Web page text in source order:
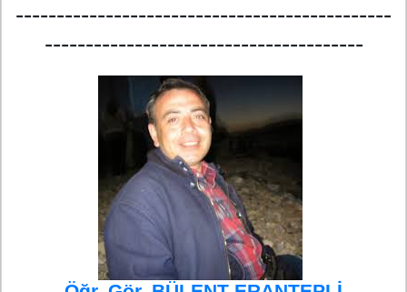
----------------------------------------------
---------------------------------------